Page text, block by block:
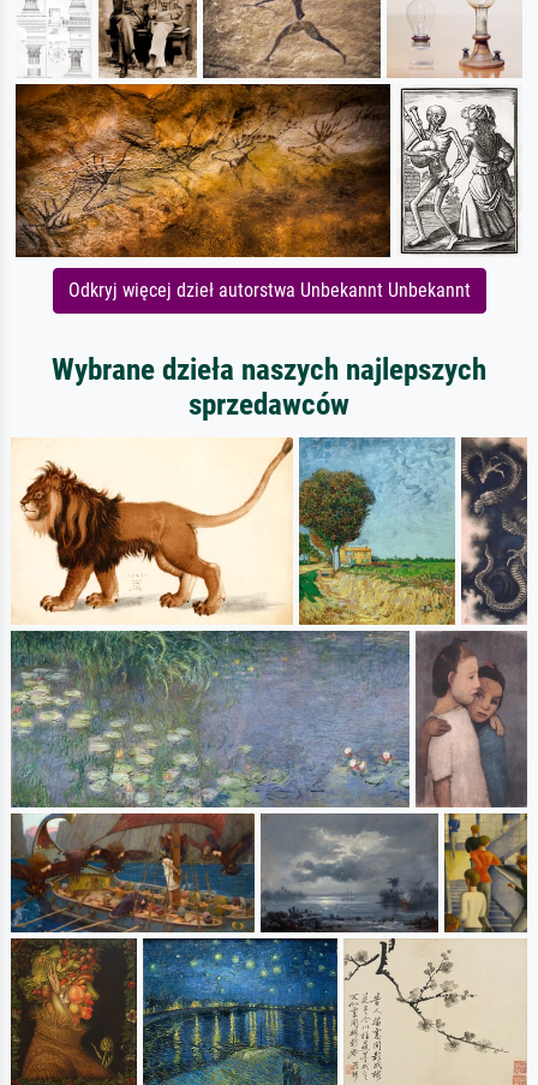
Odkryj więcej dzieł autorstwa Unbekannt Unbekannt
Wybrane dzieła naszych najlepszych
sprzedawców